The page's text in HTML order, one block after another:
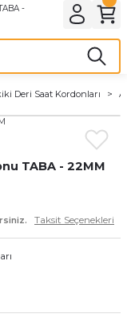
& ELEKTRİK
Deri Saat Kordonları
TABA - 22MM
Taksit Seçenekleri